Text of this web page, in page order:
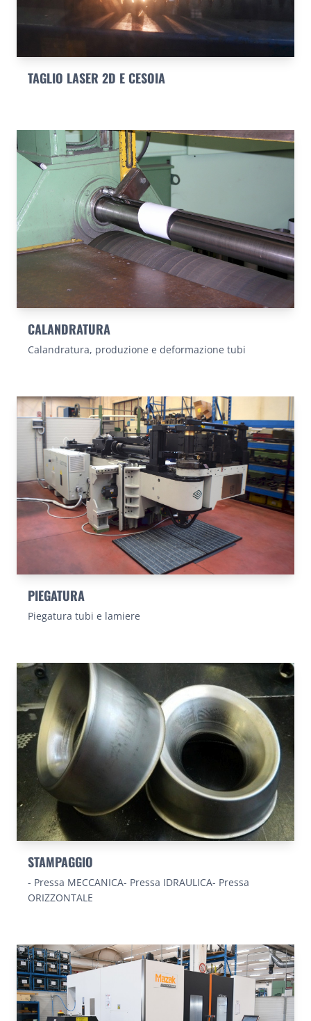
TAGLIO LASER 2D E CESOIA
CALANDRATURA
Calandratura, produzione e deformazione tubi
PIEGATURA
Piegatura tubi e lamiere
STAMPAGGIO
- Pressa MECCANICA- Pressa IDRAULICA- Pressa
ORIZZONTALE